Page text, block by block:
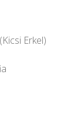
Erkel)